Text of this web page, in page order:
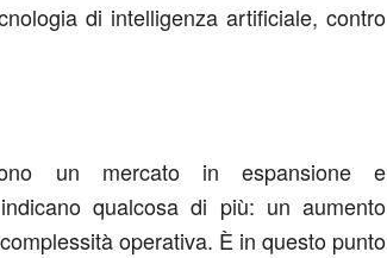
di intelligenza artificiale, contro
un mercato in espansione e
qualcosa di più: un aumento
operativa. È in questo punto